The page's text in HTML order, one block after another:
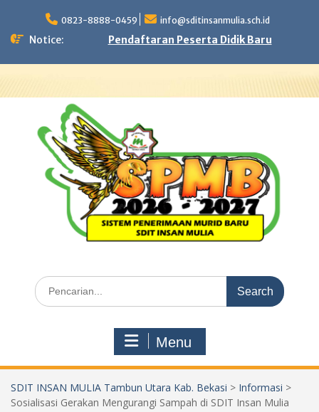
content
0823-8888-0459 info@sditinsanmulia.sch.id
Notice: Pendaftaran Peserta Didik Baru
Search
for:
Menu
SDIT INSAN MULIA Tambun Utara Kab. Bekasi > Informasi >
Sosialisasi Gerakan Mengurangi Sampah di SDIT Insan Mulia